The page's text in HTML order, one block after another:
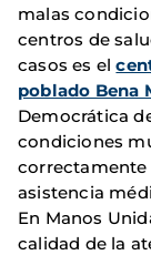
malas
centros de
casos es el
poblado Bena
Democrática
condiciones
correctamente
asistencia
En Manos
calidad de la